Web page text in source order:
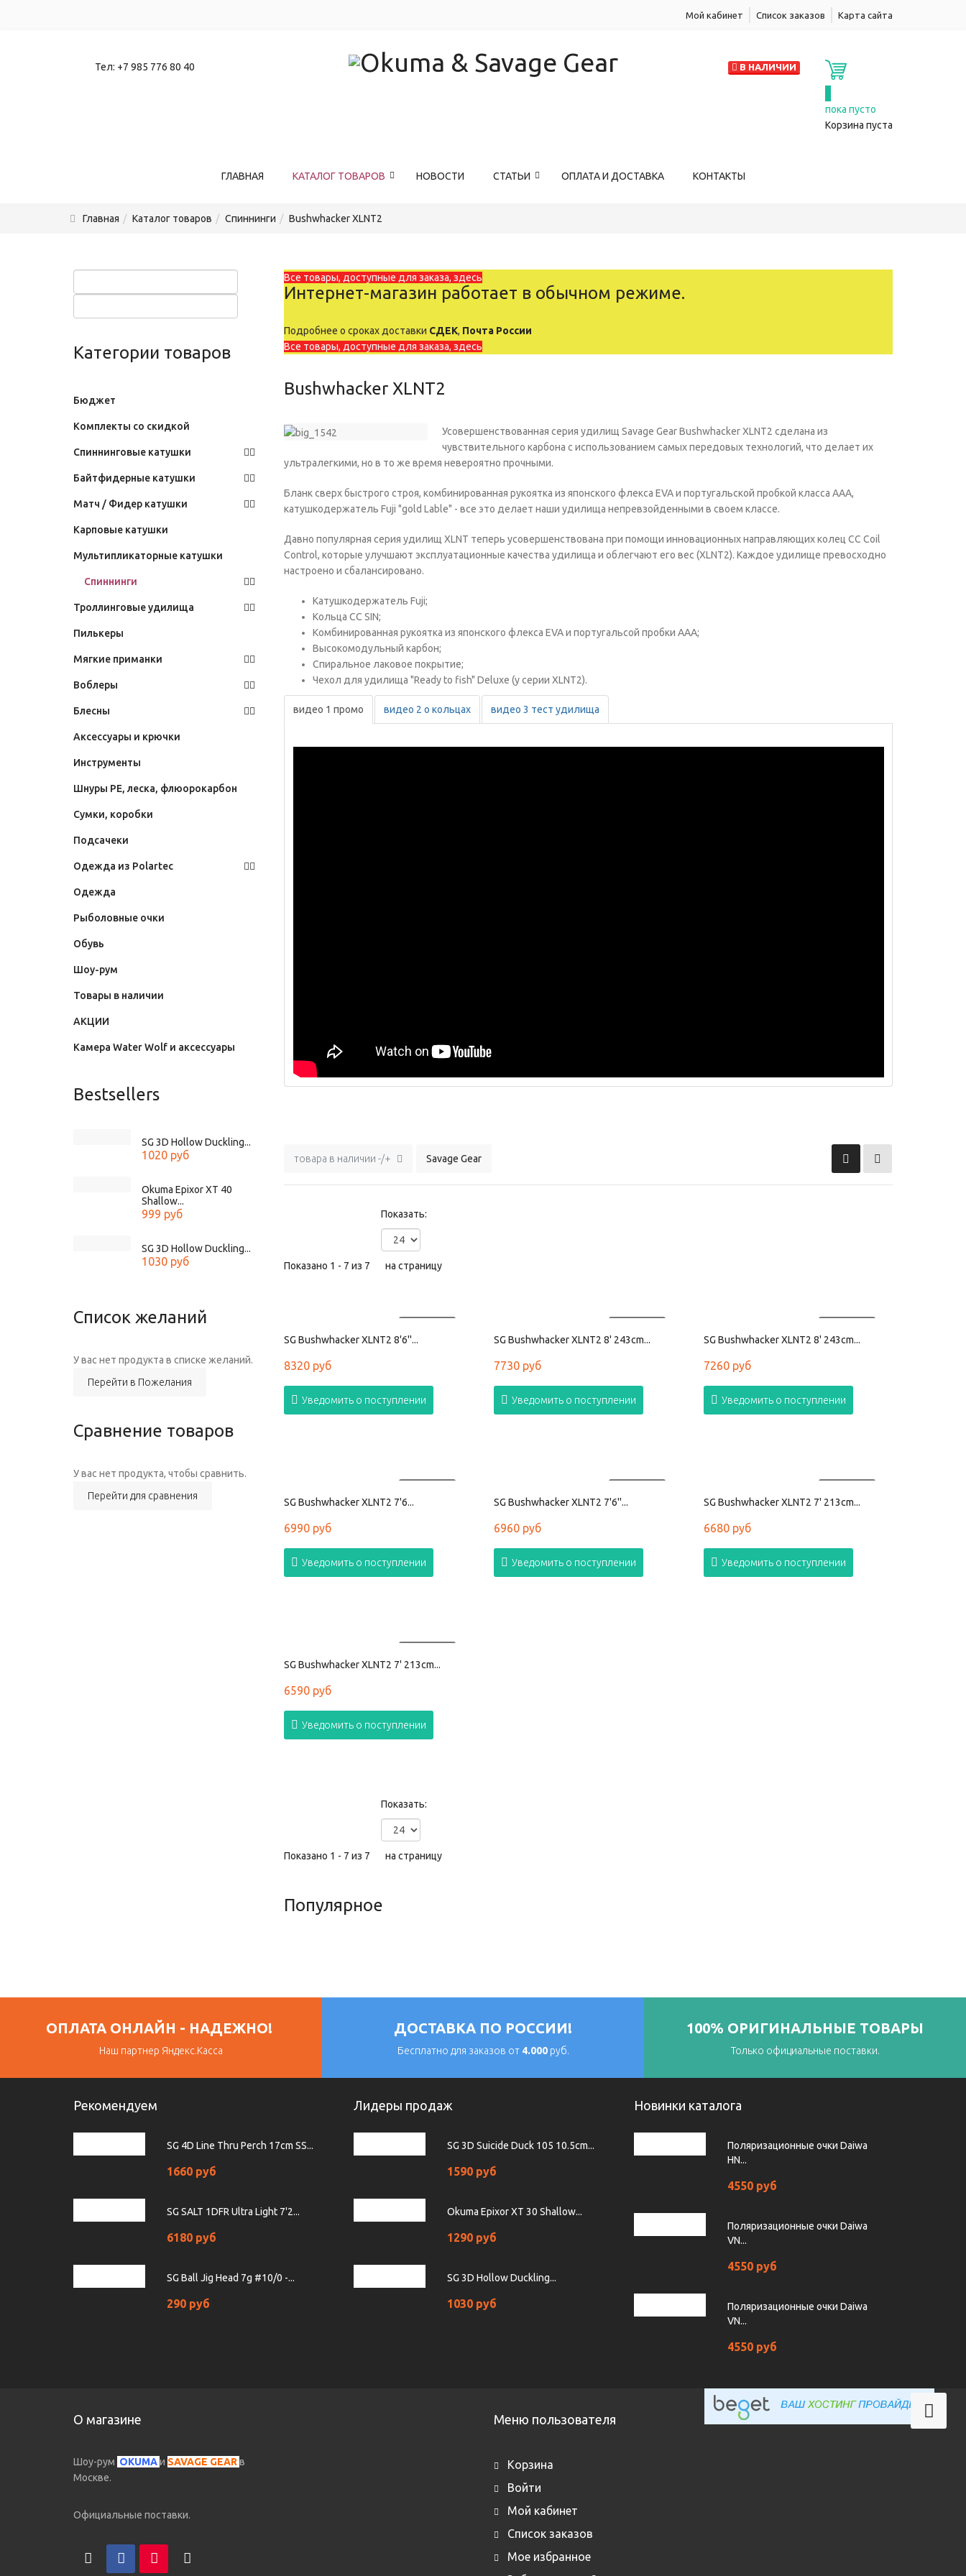
Мой кабинет Список заказов Карта сайта
Тел: +7 985 776 80 40
пока пусто
Корзина пуста
В НАЛИЧИИ
ГЛАВНАЯ КАТАЛОГ ТОВАРОВ НОВОСТИ СТАТЬИ ОПЛАТА И ДОСТАВКА КОНТАКТЫ
Главная Каталог товаров Спиннинги Bushwhacker XLNT2
Все товары, доступные для заказа, здесь
Интернет-магазин работает в обычном режиме.
Подробнее о сроках доставки СДЕК, Почта России
Все товары, доступные для заказа, здесь
Bushwhacker XLNT2
Усовершенствованная серия удилищ Savage Gear Bushwhacker XLNT2 сделана из
чувствительного карбона с использованием самых передовых технологий, что делает их
ультралегкими, но в то же время невероятно прочными.
Бланк сверх быстрого строя, комбинированная рукоятка из японского флекса EVA и португальской пробкой класса ААА,
катушкодержатель Fuji "gold Lable" - все это делает наши удилища непревзойденными в своем классе.
Давно популярная серия удилищ XLNT теперь усовершенствована при помощи инновационных направляющих колец CC Coil
Control, которые улучшают эксплуатационные качества удилища и облегчают его вес (XLNT2). Каждое удилище превосходно
настроено и сбалансировано.
Катушкодержатель Fuji;
Кольца CC SIN;
Комбинированная рукоятка из японского флекса EVA и португальсой пробки ААА;
Высокомодульный карбон;
Спиральное лаковое покрытие;
Чехол для удилища "Ready to fish" Deluxe (у серии XLNT2).
видео 1 промо видео 2 о кольцах видео 3 тест удилища
товара в наличии -/+ Savage Gear
Показано 1 - 7 из 7
Показать:
на страницу
SG Bushwhacker XLNT2 8'6''...
8320 руб
Уведомить о поступлении
SG Bushwhacker XLNT2 8' 243cm...
7730 руб
Уведомить о поступлении
SG Bushwhacker XLNT2 8' 243cm...
7260 руб
Уведомить о поступлении
SG Bushwhacker XLNT2 7'6...
6990 руб
Уведомить о поступлении
SG Bushwhacker XLNT2 7'6''...
6960 руб
Уведомить о поступлении
SG Bushwhacker XLNT2 7' 213cm...
6680 руб
Уведомить о поступлении
SG Bushwhacker XLNT2 7' 213cm...
6590 руб
Уведомить о поступлении
Показано 1 - 7 из 7
Показать:
на страницу
Популярное
Категории товаров
Бюджет
Комплекты со скидкой
Спиннинговые катушки
Байтфидерные катушки
Матч / Фидер катушки
Карповые катушки
Мультипликаторные катушки
Спиннинги
Троллинговые удилища
Пилькеры
Мягкие приманки
Воблеры
Блесны
Аксессуары и крючки
Инструменты
Шнуры PE, леска, флюорокарбон
Сумки, коробки
Подсачеки
Одежда из Polartec
Одежда
Рыболовные очки
Обувь
Шоу-рум
Товары в наличии
АКЦИИ
Камера Water Wolf и аксессуары
Bestsellers
SG 3D Hollow Duckling...
1020 руб
Okuma Epixor XT 40
Shallow...
999 руб
SG 3D Hollow Duckling...
1030 руб
Список желаний
У вас нет продукта в списке желаний.
Перейти в Пожелания
Сравнение товаров
У вас нет продукта, чтобы сравнить.
Перейти для сравнения
ОПЛАТА ОНЛАЙН - НАДЕЖНО!
Наш партнер Яндекс.Касса
ДОСТАВКА ПО РОССИИ!
Бесплатно для заказов от 4.000руб.
100% ОРИГИНАЛЬНЫЕ ТОВАРЫ
Только официальные поставки.
Рекомендуем
SG 4D Line Thru Perch 17cm SS...
1660 руб
SG SALT 1DFR Ultra Light 7'2...
6180 руб
SG Ball Jig Head 7g #10/0 -...
290 руб
Лидеры продаж
SG 3D Suicide Duck 105 10.5cm...
1590 руб
Okuma Epixor XT 30 Shallow...
1290 руб
SG 3D Hollow Duckling...
1030 руб
Новинки каталога
Поляризационные очки Daiwa
HN...
4550 руб
Поляризационные очки Daiwa
VN...
4550 руб
Поляризационные очки Daiwa
VN...
4550 руб
О магазине
Шоу-рум OKUMAи SAVAGE GEARв
Москве.
Официальные поставки.
Меню пользователя
Корзина
Войти
Мой кабинет
Список заказов
Мое избранное